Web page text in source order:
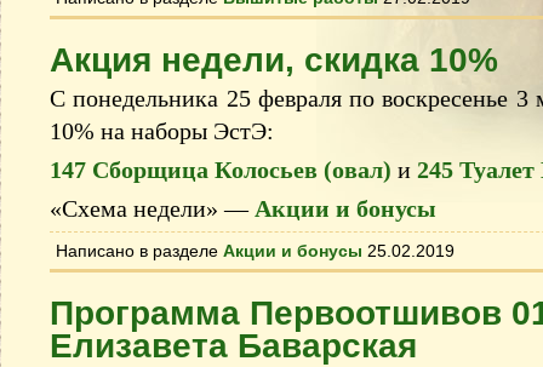
Акция недели, скидка 10%
С понедельника 25 февраля по воскресенье 3
10% на наборы ЭстЭ:
147 Сборщица Колосьев (овал) и 245
«Схема недели» — Акции и бонусы
Написано в разделе Акции и бонусы 25.02.2019
Программа Первоотшивов
Елизавета Баварская